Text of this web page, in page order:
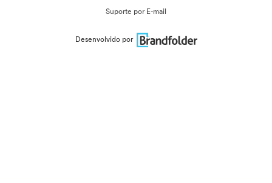
Suporte por E-mail
Desenvolvido por